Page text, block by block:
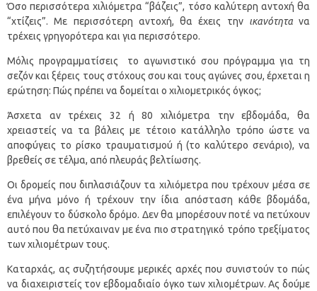
Όσο περισσότερα χιλιόμετρα “βάζεις”, τόσο καλύτερη αντοχή θα
“χτίζεις”. Με περισσότερη αντοχή, θα έχεις την ικανότητανα
τρέχεις γρηγορότερα και για περισσότερο.
Μόλις προγραμματίσεις το αγωνιστικό σου πρόγραμμα για τη
σεζόν και ξέρεις τους στόχους σου και τους αγώνες σου, έρχεται η
ερώτηση: Πώς πρέπει να δομείται ο χιλιομετρικός όγκος;
Άσχετα αν τρέχεις 32 ή 80 χιλιόμετρα την εβδομάδα, θα
χρειαστείς να τα βάλεις με τέτοιο κατάλληλο τρόπο ώστε να
αποφύγεις το ρίσκο τραυματισμού ή (το καλύτερο σενάριο), να
βρεθείς σε τέλμα, από πλευράς βελτίωσης.
Οι δρομείς που διπλασιάζουν τα χιλιόμετρα που τρέχουν μέσα σε
ένα μήνα μόνο ή τρέχουν την ίδια απόσταση κάθε βδομάδα,
επιλέγουν το δύσκολο δρόμο. Δεν θα μπορέσουν ποτέ να πετύχουν
αυτό που θα πετύχαιναν με ένα πιο στρατηγικό τρόπο τρεξίματος
των χιλιομέτρων τους.
Καταρχάς, ας συζητήσουμε μερικές αρχές που συνιστούν το πώς
να διαχειριστείς τον εβδομαδιαίο όγκο των χιλιομέτρων. Ας δούμε